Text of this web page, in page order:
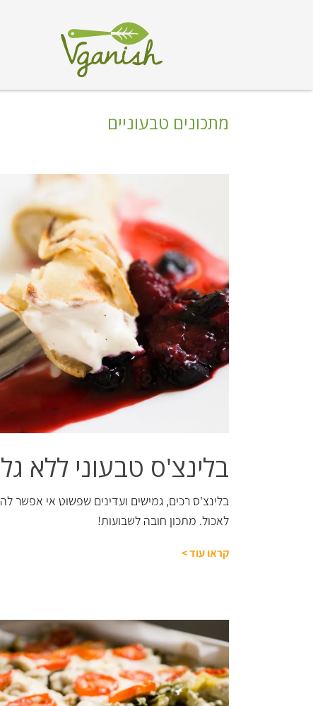
מתכונים טבעוניים
בלינצ'ס טבעוני ללא
בלינצ'ס רכים, גמישים ועדינים שפשוט אי אפשר
לאכול. מתכון חובה לשבועות!
קראו עוד>